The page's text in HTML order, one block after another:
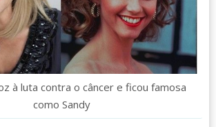
à luta contra o câncer e ficou famosa
como Sandy